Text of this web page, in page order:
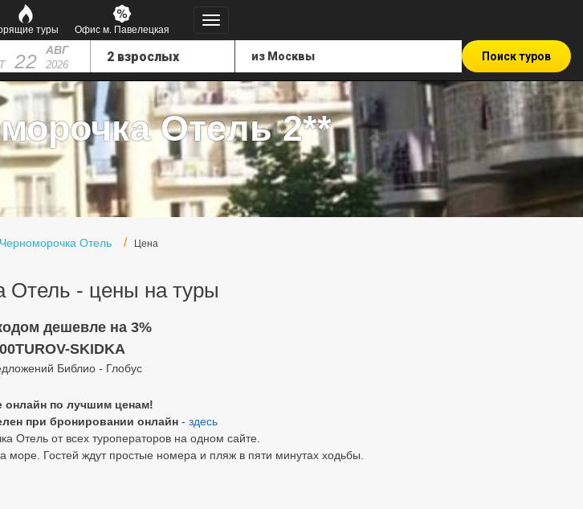
туры Офис м. Павелецкая
22 АВГ
2026
Поиск туров
Отель 2**
Черноморочка Отель Цена
Отель - цены на туры
дешевле на 3%
SKIDKA
Библио - Глобус
онлайн по лучшим ценам!
при бронировании онлайн - здесь
Отель от всех туроператоров на одном сайте.
Гостей ждут простые номера и пляж в пяти минутах ходьбы.